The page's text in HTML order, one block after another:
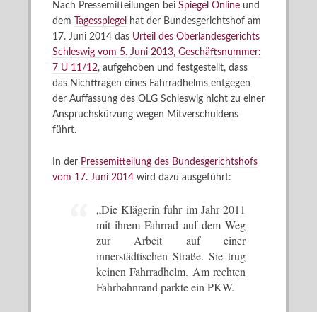
Nach Pressemitteilungen bei Spiegel Online und
dem
Tagesspiegel
hat der Bundesgerichtshof am
17. Juni 2014 das Urteil des Oberlandesgerichts
Schleswig vom 5. Juni 2013, Geschäftsnummer:
7 U 11/12, aufgehoben und festgestellt, dass
das Nichttragen eines Fahrradhelms entgegen
der Auffassung des OLG Schleswig nicht zu einer
Anspruchskürzung wegen Mitverschuldens
führt.
In der Pressemitteilung des Bundesgerichtshofs
vom 17. Juni 2014 wird dazu ausgeführt:
„Die Klägerin fuhr im Jahr 2011
mit ihrem Fahrrad auf dem Weg
zur Arbeit auf einer
innerstädtischen Straße. Sie trug
keinen Fahrradhelm. Am rechten
Fahrbahnrand parkte ein PKW.